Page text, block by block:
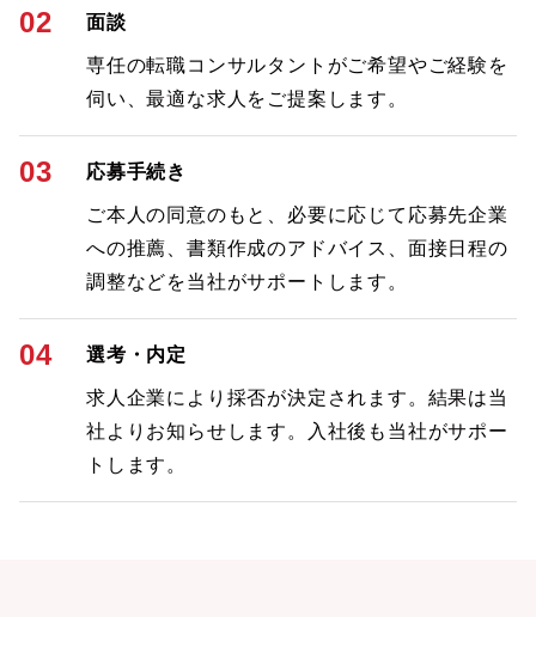
02 面談
専任の転職コンサルタントがご希望やご経験を
伺い、最適な求人をご提案します。
03 応募手続き
ご本人の同意のもと、必要に応じて応募先企業
への推薦、書類作成のアドバイス、面接日程の
調整などを当社がサポートします。
04 選考・内定
求人企業により採否が決定されます。結果は当
社よりお知らせします。入社後も当社がサポー
トします。